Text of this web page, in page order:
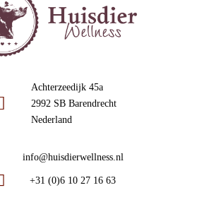
Achterzeedijk 45a
2992 SB Barendrecht
Nederland
info@huisdierwellness.nl
+31 (0)6 10 27 16 63